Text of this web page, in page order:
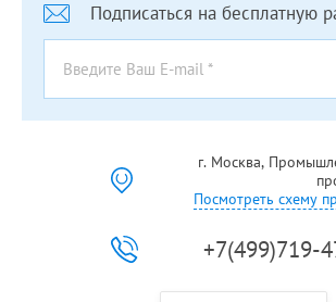
Подписаться на бесплатную
г. Москва,
Посмотреть схему
+7(499)719-